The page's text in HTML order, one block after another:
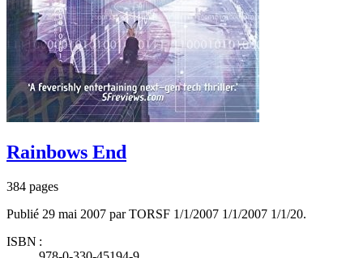
Rainbows End
384 pages
Publié 29 mai 2007 par TORSF 1/1/2007 1/1/2007 1/1/20.
ISBN :